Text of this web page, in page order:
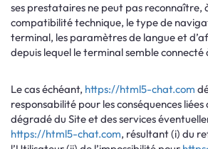
ses prestataires ne peut pas reconnaître,
compatibilité technique, le type de
terminal, les paramètres de langue et
depuis lequel le terminal semble connecté
Le cas échéant, https://html5-chat.com
responsabilité pour les conséquences
dégradé du Site et des services
https://html5-chat.com, résultant (i) du